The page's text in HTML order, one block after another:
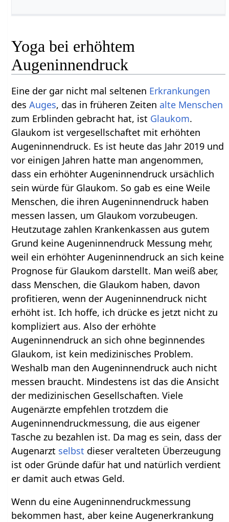
Yoga bei erhöhtem
Augeninnendruck
Eine der gar nicht mal seltenen Erkrankungen
desAuges, das in früheren Zeiten alte Menschen
zum Erblinden gebracht hat, ist Glaukom.
Glaukom ist vergesellschaftet mit erhöhten
Augeninnendruck. Es ist heute das Jahr 2019 und
vor einigen Jahren hatte man angenommen,
dass ein erhöhter Augeninnendruck ursächlich
sein würde für Glaukom. So gab es eine Weile
Menschen, die ihren Augeninnendruck haben
messen lassen, um Glaukom vorzubeugen.
Heutzutage zahlen Krankenkassen aus gutem
Grund keine Augeninnendruck Messung mehr,
weil ein erhöhter Augeninnendruck an sich keine
Prognose für Glaukom darstellt. Man weiß aber,
dass Menschen, die Glaukom haben, davon
profitieren, wenn der Augeninnendruck nicht
erhöht ist. Ich hoffe, ich drücke es jetzt nicht zu
kompliziert aus. Also der erhöhte
Augeninnendruck an sich ohne beginnendes
Glaukom, ist kein medizinisches Problem.
Weshalb man den Augeninnendruck auch nicht
messen braucht. Mindestens ist das die Ansicht
der medizinischen Gesellschaften. Viele
Augenärzte empfehlen trotzdem die
Augeninnendruckmessung, die aus eigener
Tasche zu bezahlen ist. Da mag es sein, dass der
Augenarzt selbst dieser veralteten Überzeugung
ist oder Gründe dafür hat und natürlich verdient
er damit auch etwas Geld.
Wenn du eine Augeninnendruckmessung
bekommen hast, aber keine Augenerkrankung